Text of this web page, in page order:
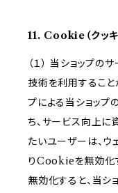
11. Cookie（クッ
（１） 当ショップ
技術を利用すること
プによる当ショッ
ち、サービス向上
たいユーザーは、ウ
りCookieを無効化
無効化すると、当シ